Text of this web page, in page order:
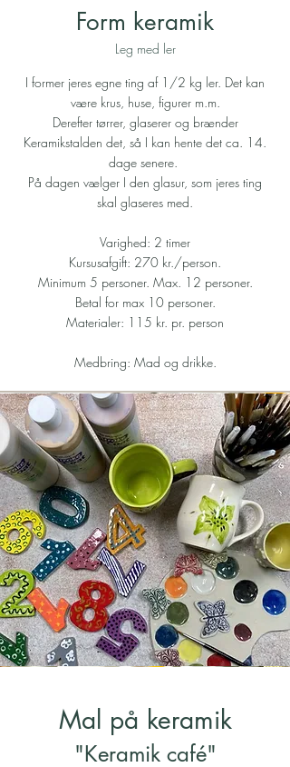
Form keramik
Leg med ler
I former jeres egne ting af 1/2 kg ler. Det kan
være krus, huse, figurer m.m.
Derefter tørrer, glaserer og brænder
Keramikstalden det, så I kan hente det ca. 14.
dage senere.
På dagen vælger I den glasur, som jeres ting
skal glaseres med.
Varighed: 2 timer
Kursusafgift: 270 kr./person.
Minimum 5 personer. Max. 12 personer.
Betal for max 10 personer.
Materialer: 115 kr. pr. person
Medbring: Mad og drikke.
Mal på keramik
"Keramik café"